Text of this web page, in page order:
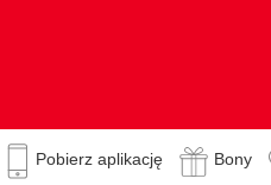
Pobierz aplikację Bony